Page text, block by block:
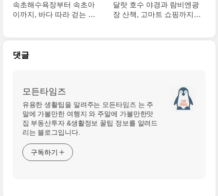
속초해수욕장부터 속초아
이까지, 바다 따라 걷는 하
달랏 호수 야경과 람비엔광
장 산책, 고마트 쇼핑까지
댓글
모든타임즈
유용한 생활팁을 알려주는 모든타임즈 는 주
말에 가볼만한 여행지 와 주말에 가볼만한맛
집 부동산투자 &생활정보 꿀팁 정보를 알려드
리는 블로그입니다.
구독하기